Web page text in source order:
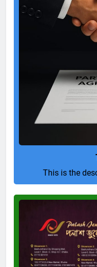
This is the